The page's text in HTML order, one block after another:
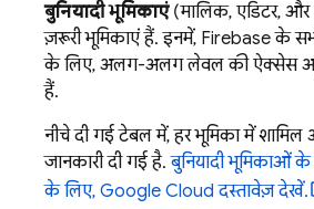
बुनियादी भूमिकाएं(मालिक, एडिटर,
ज़रूरी भूमिकाएं हैं. इनमें, Firebase के
के लिए, अलग-अलग लेवल की ऐक्सेस
हैं.
नीचे दी गई टेबल में, हर भूमिका में शामिल
जानकारी दी गई है.बुनियादी भूमिकाओं के
के लिए, Google Cloud दस्तावेज़ देखें.